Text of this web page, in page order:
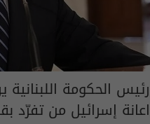
رئيس الحكومة
اعانة إسرائيل من تفرّد